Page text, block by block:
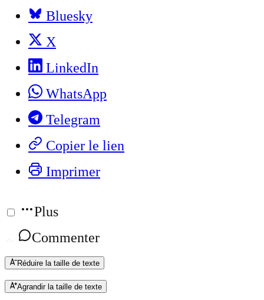
Bluesky
X
LinkedIn
WhatsApp
Telegram
Copier le lien
Imprimer
Plus
Commenter
Réduire la taille de texte
Agrandir la taille de texte